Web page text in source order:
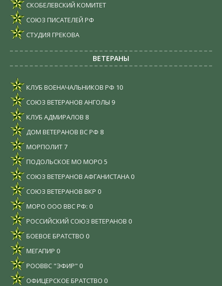
СКОБЕЛЕВСКИЙ КОМИТЕТ
СОЮЗ ПИСАТЕЛЕЙ РФ
СТУДИЯ ГРЕКОВА
ВЕТЕРАНЫ
КЛУБ ВОЕНАЧАЛЬНИКОВ РФ 10
СОЮЗ ВЕТЕРАНОВ АНГОЛЫ 9
КЛУБ АДМИРАЛОВ 8
ДОМ ВЕТЕРАНОВ ВС РФ 8
МОРПОЛИТ7
ПОДОЛЬСКОЕ МО МОРО 5
СОЮЗ ВЕТЕРАНОВ АФГАНИСТАНА 0
СОЮЗ ВЕТЕРАНОВ ВКР 0
МОРО ООО ВВС РФ: 0
РОССИЙСКИЙ СОЮЗ ВЕТЕРАНОВ 0
БОЕВОЕ БРАТСТВО 0
МЕГАПИР 0
РООВВС "ЭФИР" 0
ОФИЦЕРСКОЕ БРАТСТВО 0